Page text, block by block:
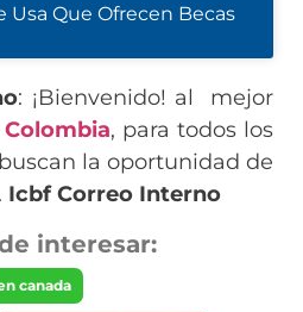
Usa Que Ofrecen Becas
: ¡Bienvenido! al mejor
, para todos los
la oportunidad de
Icbf Correo Interno
interesar:
canada